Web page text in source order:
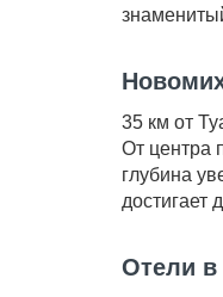
35 км от
От центра
глубина
достигает
Отели в